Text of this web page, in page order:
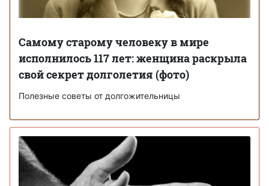
Самому старому человеку в мире
исполнилось 117 лет: женщина раскрыла
свой секрет долголетия (фото)
Полезные советы от долгожительницы